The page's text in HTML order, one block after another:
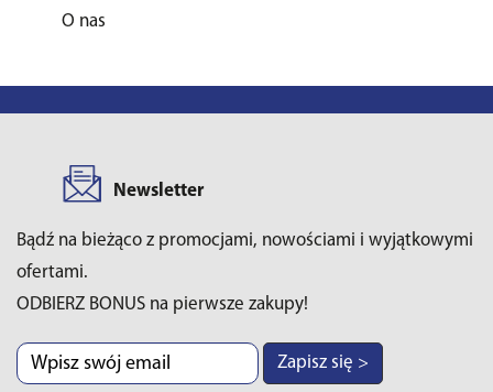
O nas
Newsletter
Bądź na bieżąco z promocjami, nowościami i wyjątkowymi
ofertami.
ODBIERZ BONUS na pierwsze zakupy!
Zapisz się >